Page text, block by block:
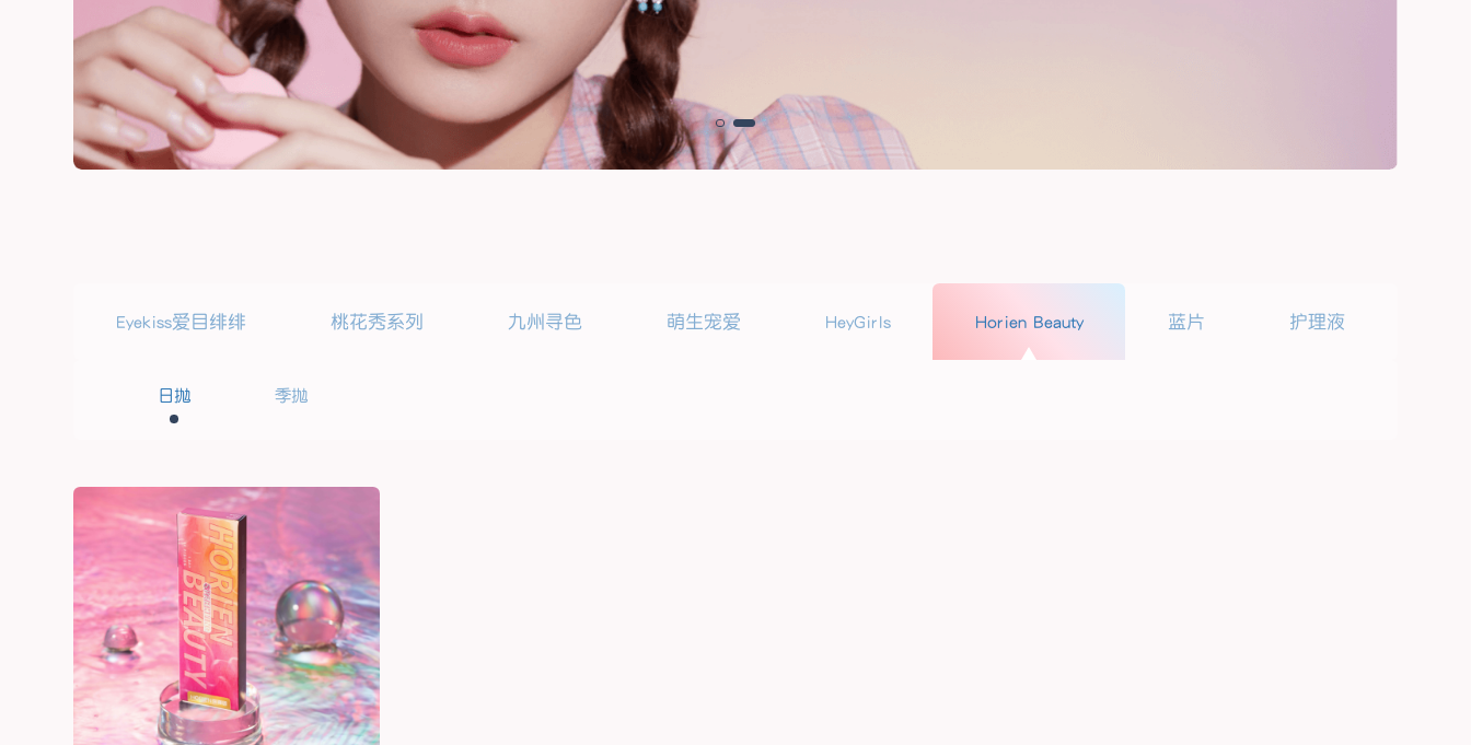
Eyekiss爱目绯绯 桃花秀系列 九州寻色 萌生宠爱 HeyGirls Horien Beauty 蓝片 护理液
日抛 季抛